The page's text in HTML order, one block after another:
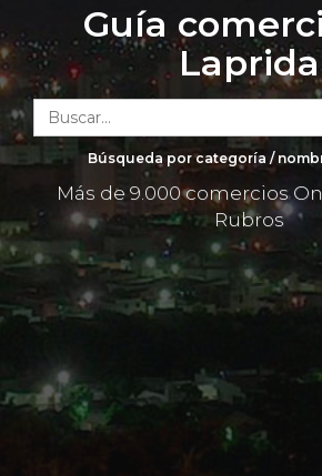
Guía
Laprida
Búsqueda por categoría /
Más de 9.000 comercios
Rubros